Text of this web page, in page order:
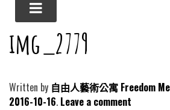
img_2779
Written by 自由人藝術公寓 Freedom
2016-10-16 Leave a comment